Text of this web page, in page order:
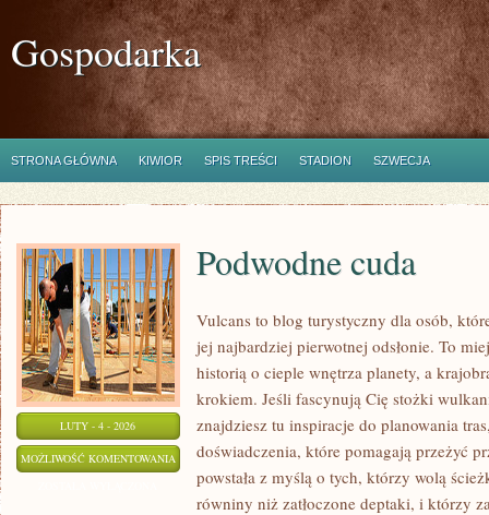
Gospodarka
STRONA GŁÓWNA KIWIOR SPIS TREŚCI STADION SZWECJA
LUTY - 4 - 2026
MOŻLIWOŚĆ KOMENTOWANIA PODWODNE
CUDA
Podwodne cuda
Vulcans to blog turystyczny dla osób,
jej najbardziej pierwotnej odsłonie. To
historią o cieple wnętrza planety, a
krokiem. Jeśli fascynują Cię stożki
znajdziesz tu inspiracje do planowania
doświadczenia, które pomagają przeżyć
powstała z myślą o tych, którzy wolą
równiny niż zatłoczone deptaki, i którzy